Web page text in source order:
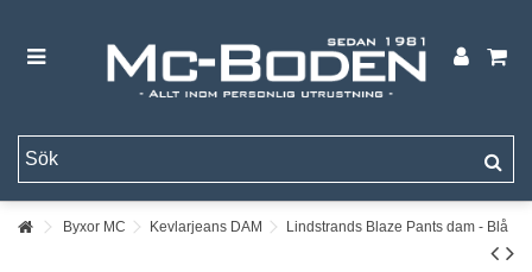
Byxor MC Kevlarjeans DAM Lindstrands Blaze Pants dam - Blå